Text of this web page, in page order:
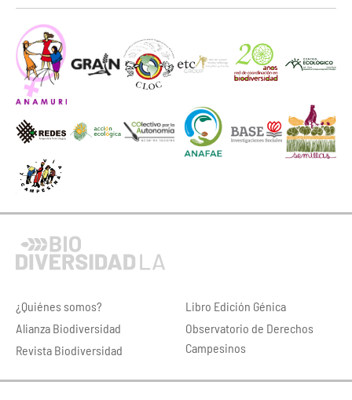
¿Quiénes somos?
Alianza Biodiversidad
Revista Biodiversidad
Libro Edición Génica
Observatorio de Derechos
Campesinos